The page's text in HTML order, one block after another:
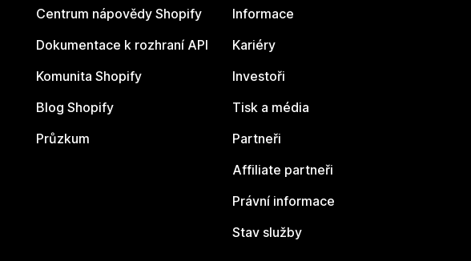
Centrum nápovědy Shopify
Dokumentace k rozhraní API
Komunita Shopify
Blog Shopify
Průzkum
Informace
Kariéry
Investoři
Tisk a média
Partneři
Affiliate partneři
Právní informace
Stav služby